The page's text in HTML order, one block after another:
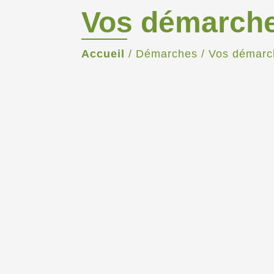
Vos
Accueil / Démarches / Vos